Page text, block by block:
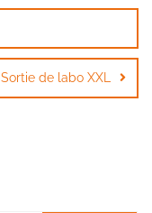
Sortie de labo XXL